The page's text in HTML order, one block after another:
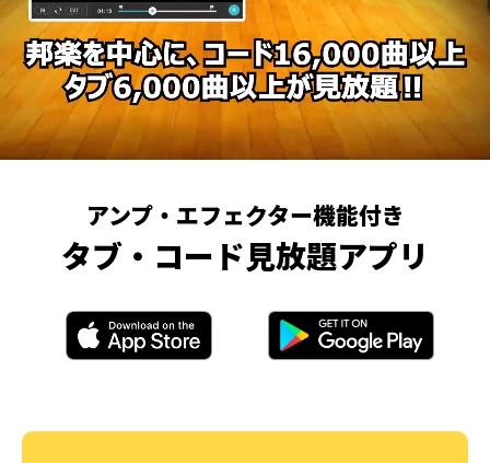
アンプ・エフェクター機能付き
タブ・コード見放題アプリ